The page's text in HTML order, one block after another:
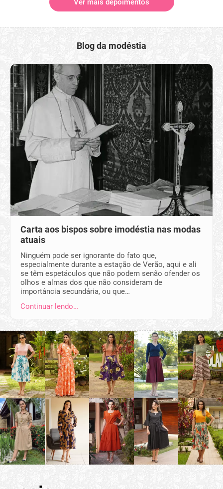
Ver mais depoimentos
Blog da modéstia
Carta aos bispos sobre imodéstia nas modas
atuais
Ninguém pode ser ignorante do fato que,
especialmente durante a estação de Verão, aqui e ali
se têm espetáculos que não podem senão ofender os
olhos e almas dos que não consideram de
importância secundária, ou que…
Continuar lendo…